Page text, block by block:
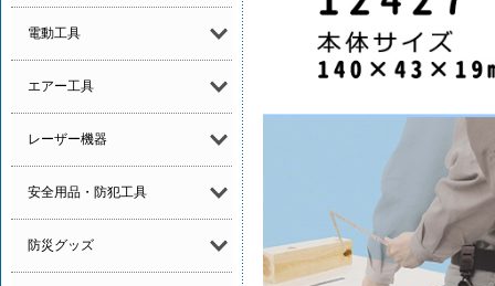
電動工具
エアー工具
レーザー機器
安全用品・防犯工具
防災グッズ